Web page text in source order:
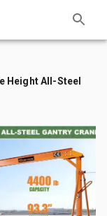
Height All-Steel